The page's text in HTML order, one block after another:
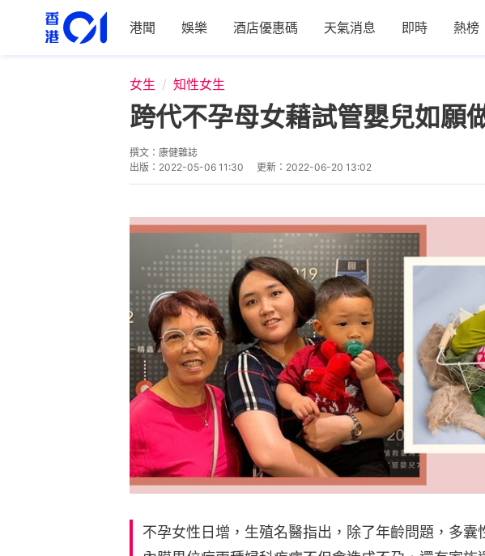
港聞 娛樂 酒店優惠碼 天氣消息 即時 熱榜
女生 知性女生
跨代不孕母女藉試管嬰兒如
撰文： 康健雜誌
出版： 2022-05-06 11:30 更新： 2022-06-20 13:02
不孕女性日增，生殖名醫指出，除了年齡問題，多囊